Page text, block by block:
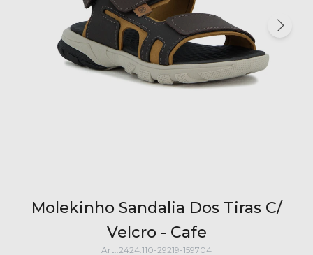
Molekinho Sandalia Dos Tiras C/
Velcro - Cafe
2424.110-29219-159704